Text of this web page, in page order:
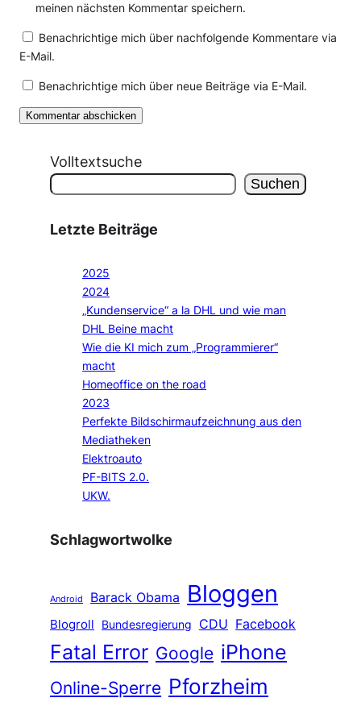
meinen nächsten Kommentar speichern.
Benachrichtige mich über nachfolgende Kommentare via
E-Mail.
Benachrichtige mich über neue Beiträge via E-Mail.
Volltextsuche
Suchen
Letzte Beiträge
2025
2024
„Kundenservice“ a la DHL und wie man
DHL Beine macht
Wie die KI mich zum „Programmierer“
macht
Homeoffice on the road
2023
Perfekte Bildschirmaufzeichnung aus den
Mediatheken
Elektroauto
PF-BITS 2.0.
UKW.
Schlagwortwolke
Android Barack Obama Bloggen
Blogroll Bundesregierung CDU Facebook
Fatal Error Google iPhone
Online-Sperre Pforzheim